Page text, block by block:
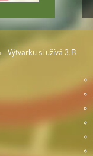
› Výtvarku si užívá 3.B